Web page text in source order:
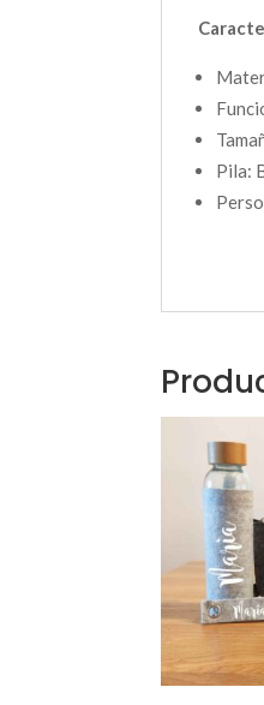
Pila: